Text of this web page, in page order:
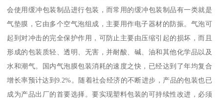
会使用缓冲包装制品进行包装，而常用的缓冲包装制品有一类就是
气垫膜，它由多个空气泡组成，主要用作电子器材的防振。气泡可
起到对冲击的完全保护作用，可防止主要由压缩引起的损坏，而且
形成的包装质轻、透明、无害，并耐酸、碱、油和其他化学品以及
水和潮气。国内气泡膜包装消耗的速度之快，已经达到了年均复合
增长率预计达到9.2%。随着社会经济的不断进步，产品的包装也已
成为产品出厂的首要选择。要实现塑料包装的可持续性改进，必须